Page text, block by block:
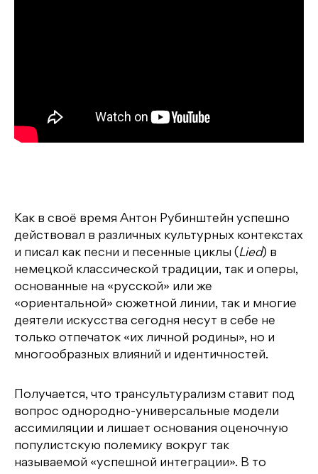
Как в своё время Антон Рубинштейн успешно
действовал в различных культурных контекстах
и писал как песни и песенные циклы (Lied) в
немецкой классической традиции, так и оперы,
основанные на «русской» или же
«ориентальной» сюжетной линии, так и многие
деятели искусства сегодня несут в себе не
только отпечаток «их личной родины», но и
многообразных влияний и идентичностей.
Получается, что трансультурализм ставит под
вопрос однородно-универсальные модели
ассимиляции и лишает основания оценочную
популистскую полемику вокруг так
называемой «успешной интеграции». В то